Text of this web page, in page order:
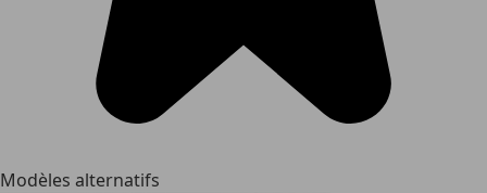
Modèles alternatifs